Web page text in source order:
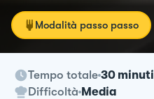
Modalità passo passo
Tempo totale 30 minuti
Difficoltà Media